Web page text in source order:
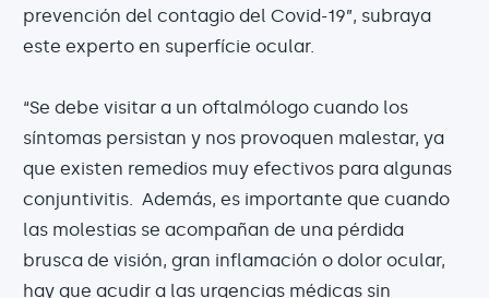
prevención del contagio del Covid-19”, subraya
este experto en superfície ocular.
“Se debe visitar a un oftalmólogo cuando los
síntomas persistan y nos provoquen malestar, ya
que existen remedios muy efectivos para algunas
conjuntivitis. Además, es importante que cuando
las molestias se acompañan de una pérdida
brusca de visión, gran inflamación o dolor ocular,
hay que acudir a las urgencias médicas sin